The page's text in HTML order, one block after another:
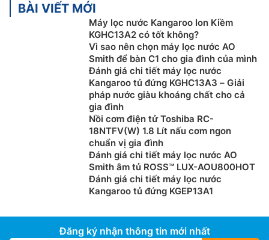
BÀI VIẾT MỚI
Máy lọc nước Kangaroo Ion Kiềm
KGHC13A2 có tốt không?
Vì sao nên chọn máy lọc nước AO
Smith để bàn C1 cho gia đình của mình
Đánh giá chi tiết máy lọc nước
Kangaroo tủ đứng KGHC13A3 – Giải
pháp nước giàu khoáng chất cho cả
gia đình
Nồi cơm điện tử Toshiba RC-
18NTFV(W) 1.8 Lít nấu cơm ngon
chuẩn vị gia đình
Đánh giá chi tiết máy lọc nước AO
Smith âm tủ ROSS™ LUX-AOU800HOT
Đánh giá chi tiết máy lọc nước
Kangaroo tủ đứng KGEP13A1
Đăng ký nhận thông tin mới nhất